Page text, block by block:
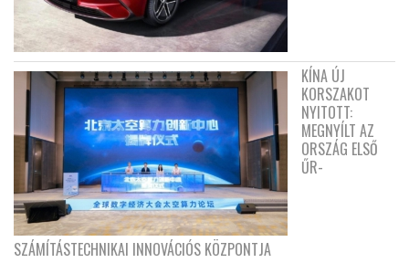
KÍNA ÚJ
KORSZAKOT
NYITOTT:
MEGNYÍLT AZ
ORSZÁG ELSŐ
ŰR-
SZÁMÍTÁSTECHNIKAI INNOVÁCIÓS KÖZPONTJA